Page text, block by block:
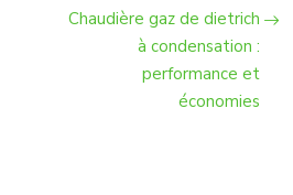
Chaudière gaz de dietrich
à condensation :
performance et
économies